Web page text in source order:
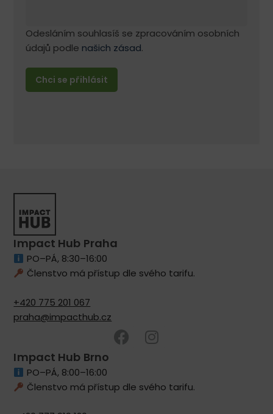
Odesláním souhlasíš se zpracováním osobních
údajů podle našich zásad.
Impact Hub Praha
PO–PÁ, 8:30–16:00
Členstvo má přístup dle svého tarifu.
+420 775 201 067
praha@impacthub.cz
Impact Hub Brno
PO–PÁ, 8:00–16:00
Členstvo má přístup dle svého tarifu.